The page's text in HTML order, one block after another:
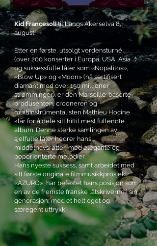
Kid Francesolitil Langs Akerselva 8.
august!
Etter en første, utsolgt verdensturné
(over 200 konserter i Europa, USA, Asia …)
og suksessfulle låter som «Nopalitos»,
«Blow Up» og «Moon» (nå sertifisert
diamant med over 150 millioner
strømminger), er den Marseille-baserte
produsenten, crooneren og
multiinstrumentalisten Mathieu Hocine
klar for å dele sitt hittil mest fullendte
album. Denne sterke samlingen av
sjelfulle låter hedrer hans
middelhavsrøtter, med elegante og
poporienterte melodier.
Hans nyeste suksess, samt arbeidet med
sitt første originale filmmusikkprosjekt
«AZURO», har befestet hans posisjon som
en av de fremste franske låtskriverne i sin
generasjon, med et helt eget og
særegent uttrykk.